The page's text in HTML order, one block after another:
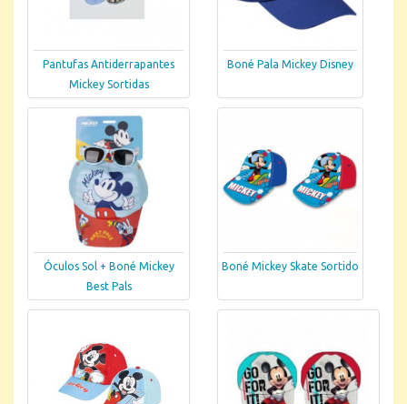
Pantufas Antiderrapantes
Mickey Sortidas
Boné Pala Mickey Disney
Óculos Sol + Boné Mickey
Best Pals
Boné Mickey Skate Sortido